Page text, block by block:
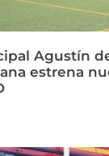
Agustín
estrena